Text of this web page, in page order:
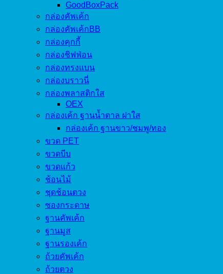
GoodBoxPack
กล่องคัพเค้ก
กล่องคัพเค้กBB
กล่องคุกกี้
กล่องชิฟฟ่อน
กล่องทรงแบน
กล่องบราวนี่
กล่องพลาสติกใส
OEX
กล่องเค้ก ฐานน้ำตาล ฝาใส
กล่องเค้ก ฐานขาว/ชมพู/ทอง
ขวด PET
ขวดบีบ
ขวดแก้ว
ช้อนไม้
ชุดช้อนตวง
ซองกระดาษ
ฐานคัพเค้ก
ฐานมูส
ฐานรองเค้ก
ถ้วยคัพเค้ก
ถ้วยตวง